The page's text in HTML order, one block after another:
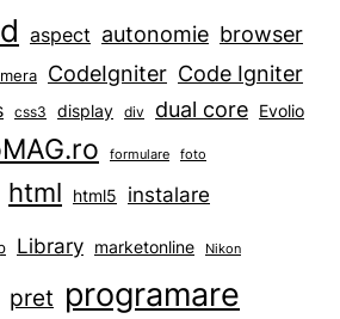
aspect autonomie browser
CodeIgniter Code Igniter
css3 display div dual core Evolio
formulare foto
html html5 instalare
Library marketonline Nikon
pret programare